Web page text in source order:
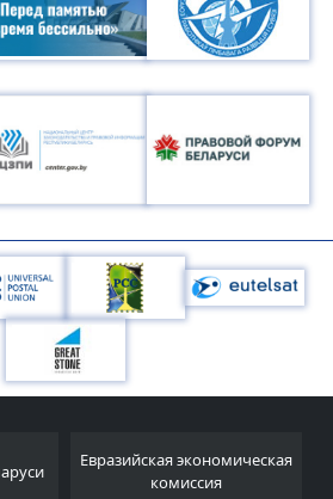
статистический комитет
Республики Беларусь